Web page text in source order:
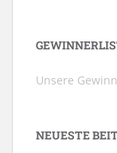
Unsere
NEUESTE